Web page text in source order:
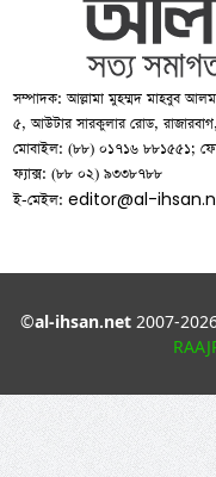
সম্পাদক: আল্লামা মুহম্মদ মাহবুব আলম
৫, আউটার সারকুলার রোড, রাজারবাগ,
মোবাইল: (৮৮) ০১৭১৬ ৮৮১৫৫১;
ফ্যাক্স: (৮৮ ০২) ৯৩৩৮৭৮৮
ই-মেইল:editor@al-
©al-ihsan.net2007-